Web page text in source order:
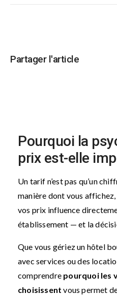
Partager l'article
Pourquoi la
prix est-elle
Un tarif n’est pas qu’un
manière dont vous
vos prix influence
établissement — et la
Que vous gériez un hôtel
avec services ou des
comprendre pourquoi les
choisissent vous permet